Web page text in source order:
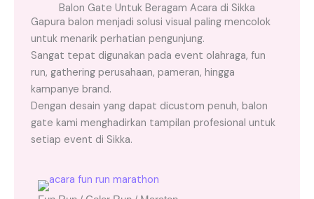
Balon Gate Untuk Beragam Acara di Sikka
Gapura balon menjadi solusi visual paling mencolok
untuk menarik perhatian pengunjung.
Sangat tepat digunakan pada event olahraga, fun
run, gathering perusahaan, pameran, hingga
kampanye brand.
Dengan desain yang dapat dicustom penuh, balon
gate kami menghadirkan tampilan profesional untuk
setiap event di Sikka.